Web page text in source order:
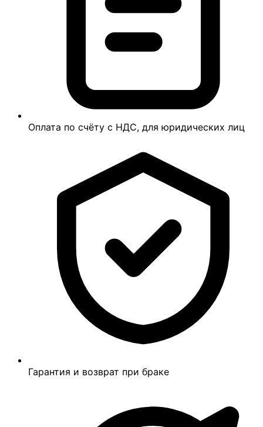
Оплата по счёту с НДС, для юридических лиц
Гарантия и возврат при браке